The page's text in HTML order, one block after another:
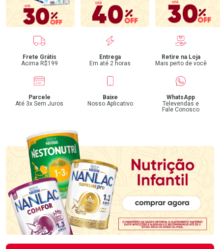
Benefícios
Frete Grátis
Acima R$199
Entrega
Em até 2 horas
Retire na Loja
Mais perto de você
Parcele
Até 3x Sem Juros
Baixe
Nosso Aplicativo
WhatsApp
Televendas e
Fale Conosco